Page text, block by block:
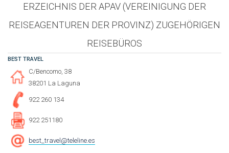
ERZEICHNIS DER APAV (VEREINIGUNG DER
REISEAGENTUREN DER PROVINZ) ZUGEHÖRIGEN
REISEBÜROS
BEST TRAVEL
C/Bencomo, 38
38201 La Laguna
922 260 134
922 251180
best_travel@teleline.es